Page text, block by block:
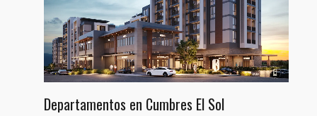
Departamentos en Cumbres El Sol